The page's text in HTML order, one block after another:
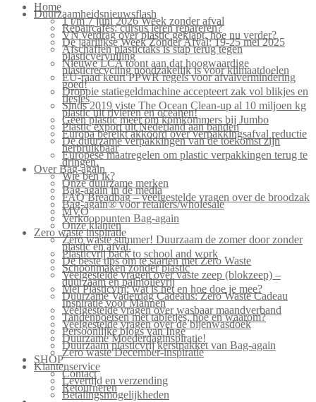
Home
Duurzaamheidsnieuwsflash
1 t/m 7 juni 2026 Week zonder afval
Repaircafés: cursus leren repareren?
VN verdrag over plastic geklapt, hoe nu verder?
De jaarlijkse Week Zonder Afval: 19-25 mei 2025
Afschaffen plastictaks is stap terug tegen
plasticvervuiling
Nieuwe LCA toont aan dat hoogwaardige
plasticrecycling noodzakelijk is voor klimaatdoelen
EU-raad keurt PPWR regels voor afvalvermindering
goed!
Droppie statiegeldmachine accepteert zak vol blikjes en
flesjes
Sinds 2019 viste The Ocean Clean-up al 10 miljoen kg
plastic uit rivieren en oceanen!
Geen plastic meer om komkommers bij Jumbo
Plastic export uit Nederland aan banden
Europa bereikt akkoord over verpakkingsafval reductie
De duurzame verpakkingen van de toekomst zijn
herbruikbaar
Europese maatregelen om plastic verpakkingen terug te
dringen.
Over Bag-again
Wie ben ik?
Onze duurzame merken
Bag-again in de media
FAQ Breadbag – veelgestelde vragen over de broodzak
Bag-again® voor retailers/wholesale
MVO
Verkooppunten Bag-again
Onze klanten
Zero waste inspiratie
Zero waste summer! Duurzaam de zomer door zonder
plastic en afval.
Plasticvrij back to school and work
De beste tips om te starten met Zero Waste
Schoonmaken zonder plastic
Veelgestelde vragen over vaste zeep (blokzeep) –
duurzaam en palmolievrij
Mei Plasticvrij: wat is het en hoe doe je mee?
Duurzame Vaderdag Cadeaus: Zero Waste Cadeau
Inspiratie voor Mannen
Veelgestelde vragen over wasbaar maandverband
Tandenpoetsen met tabletjes, hoe en waarom?
Veelgestelde vragen over de bijenwasdoek
Persoonlijke blogs van Inge
Duurzame Moederdaginspiratie!
Duurzaam plasticvrij kerstpakket van Bag-again
Zero waste December-inspiratie
SHOP
Klantenservice
Contact
Levertijd en verzending
Retourneren
Betalingsmogelijkheden